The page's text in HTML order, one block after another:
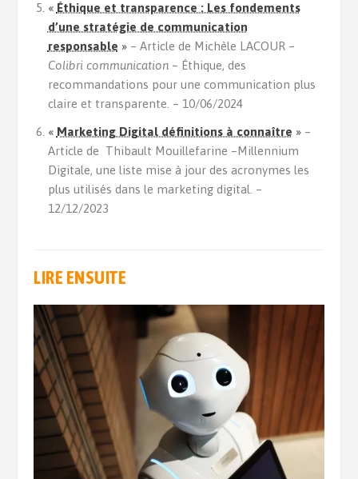
« Éthique et transparence : Les fondements
d’une stratégie de communication
responsable »– Article de Michèle LACOUR –
Colibri communication– Éthique, des
recommandations pour une communication plus
claire et transparente. – 10/06/2024
« Marketing Digital définitions à connaître »–
Article de Thibault Mouillefarine –Millennium
Digitale, une liste mise à jour des acronymes les
plus utilisés dans le marketing digital. –
12/12/2023
LIRE ENSUITE